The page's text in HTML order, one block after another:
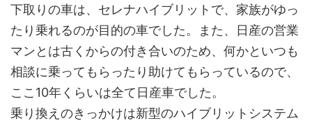
下取りの車は、セレナハイブリットで、家族がゆっ
たり乗れるのが目的の車でした。また、日産の営業
マンとは古くからの付き合いのため、何かといつも
相談に乗ってもらったり助けてもらっているので、
ここ10年くらいは全て日産車でした。
乗り換えのきっかけは新型のハイブリットシステム